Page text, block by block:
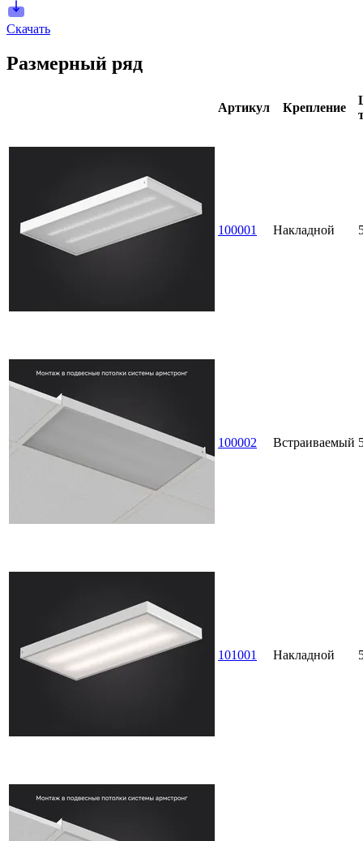
Скачать
Размерный ряд
Артикул Крепление
100001 Накладной
100002 Встраиваемый
101001 Накладной